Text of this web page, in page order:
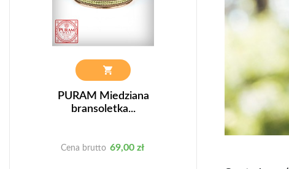
PURAM Miedziana
bransoletka...
Cena brutto Cena
69,00 zł
CZĄBER 20G